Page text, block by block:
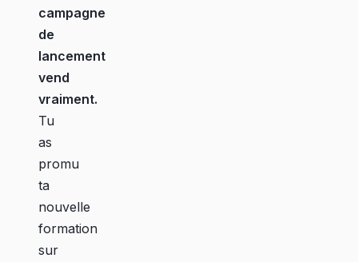
campagne
de
lancement
vend
vraiment.
Tu
as
promu
ta
nouvelle
formation
sur